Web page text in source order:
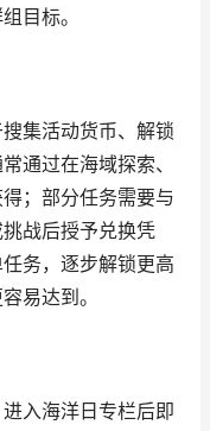
目标。
集活动货币、解锁
通过在海域探索、
；部分任务需要与
战后授予兑换凭
务，逐步解锁更高
易达到。
入海洋日专栏后即